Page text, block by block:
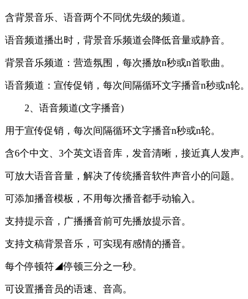
含背景音乐、语音两个不同优先级的频道。
语音频道播出时，背景音乐频道会降低音量或静音。
背景音乐频道：营造氛围，每次播放n秒或n首歌曲。
语音频道：宣传促销，每次间隔循环文字播音n秒或n轮。
2、语音频道(文字播音)
用于宣传促销，每次间隔循环文字播音n秒或n轮。
含6个中文、3个英文语音库，发音清晰，接近真人发声。
可放大语音音量，解决了传统播音软件声音小的问题。
可添加播音模板，不用每次播音都手动输入。
支持提示音，广播播音前可先播放提示音。
支持文稿背景音乐，可实现有感情的播音。
每个停顿符◢停顿三分之一秒。
可设置播音员的语速、音高。